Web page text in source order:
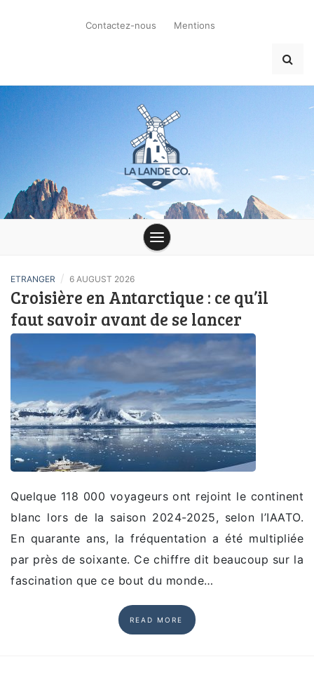
Contactez-nous Mentions
la-lande-du-moulin.com
ETRANGER / 6 AUGUST 2026
Croisière en Antarctique : ce qu’il
faut savoir avant de se lancer
Quelque 118 000 voyageurs ont rejoint le continent
blanc lors de la saison 2024-2025, selon l’IAATO.
En quarante ans, la fréquentation a été multipliée
par près de soixante. Ce chiffre dit beaucoup sur la
fascination que ce bout du monde…
READ MORE